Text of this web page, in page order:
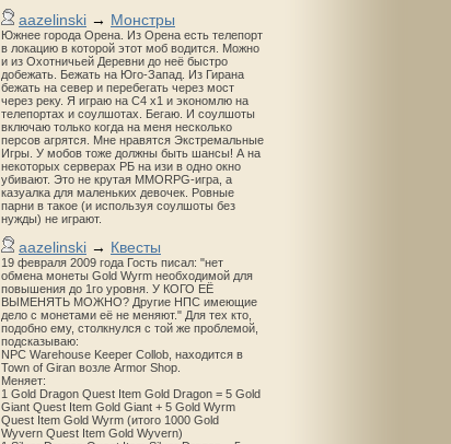
aazelinski → Монстры
Южнее города Орена. Из Орена есть телепорт
в локацию в которой этот моб водится. Можно
и из Охотничьей Деревни до неё быстро
добежать. Бежать на Юго-Запад. Из Гирана
бежать на север и перебегать через мост
через реку. Я играю на С4 х1 и экономлю на
телепортах и соулшотах. Бегаю. И соулшоты
включаю только когда на меня несколько
персов агрятся. Мне нравятся Экстремальные
Игры. У мобов тоже должны быть шансы! А на
некоторых серверах РБ на изи в одно окно
убивают. Это не крутая MMORPG-игра, а
казуалка для маленьких девочек. Ровные
парни в такое (и используя соулшоты без
нужды) не играют.
aazelinski → Квесты
19 февраля 2009 года Гость писал: "нет
обмена монеты Gold Wyrm необходимой для
повышения до 1го уровня. У КОГО ЕЁ
ВЫМЕНЯТЬ МОЖНО? Другие НПС имеющие
дело с монетами её не меняют." Для тех кто,
подобно ему, столкнулся с той же проблемой,
подсказываю:
NPC Warehouse Keeper Collob, находится в
Town of Giran возле Armor Shop.
Меняет:
1 Gold Dragon Quest Item Gold Dragon = 5 Gold
Giant Quest Item Gold Giant + 5 Gold Wyrm
Quest Item Gold Wyrm (итого 1000 Gold
Wyvern Quest Item Gold Wyvern)